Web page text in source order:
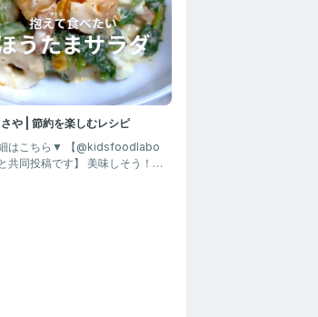
り
C、卵のビタミンE
をUP
る
働きを助ける
、骨を強くする
さや | 節約を楽しむレシピ
ちら▼ 【@kidsfoodlabo
投稿です】 美味しそう！と